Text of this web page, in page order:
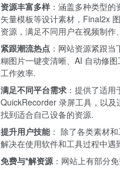
资源丰富多样 ：涵盖多种类型
矢量模板等设计素材，Final2x
资源，满足不同用户在视频制
紧跟潮流热点 ：网站资源紧跟
糊图片一键变清晰、AI 自动修
工作效率.
满足不同平台需求 ：提供了适
QuickRecorder 录屏工具，以
找到适合自己设备的资源.
提升用户技能： 除了各类素材
解决在使用软件和工具过程中
免费与*解资源：网站上有部分